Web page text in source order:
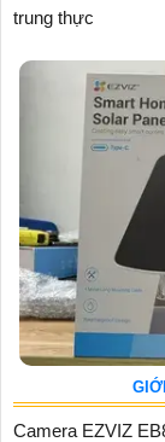
trung thực
Camera EZVIZ